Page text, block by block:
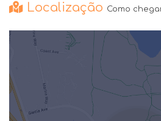
Localização Como